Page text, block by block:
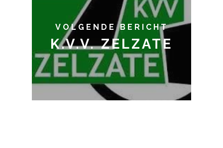
VOLGENDE BERICHT
K.V.V. ZELZATE